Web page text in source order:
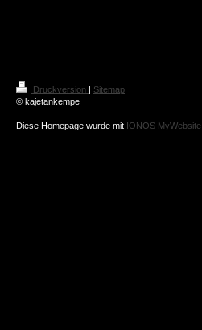
Druckversion | Sitemap
© kajetankempe
Diese Homepage wurde mit IONOS MyWebsite